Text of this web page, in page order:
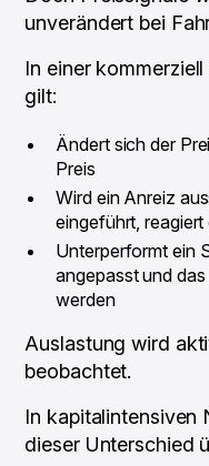
unverändert bei
In einer
gilt:
Ändert sich der
Preis
Wird ein Anreiz
eingeführt,
Unterperformt ein
angepasst und
werden
Auslastung wird
beobachtet.
In kapitalintensiven
dieser Unterschied